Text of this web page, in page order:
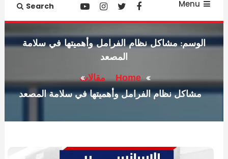
Menu
Search
الوسم:مشاكل نظام الفرامل وأهميتها في سلامة
المصعد
Home
مقالات
مشاكل نظام الفرامل وأهميتها في سلامة المصعد